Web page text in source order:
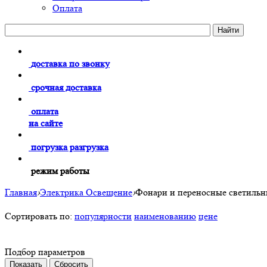
Оплата
доставка по звонку
срочная доставка
оплата
на сайте
погрузка разгрузка
режим работы
Главная›Электрика Освещение›Фонари и переносные
Сортировать по: популярности наименованию цене
Подбор параметров